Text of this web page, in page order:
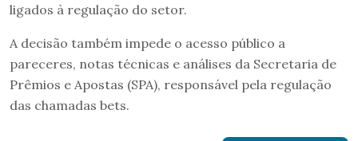
ligados à regulação do setor.
A decisão também impede o acesso público a
pareceres, notas técnicas e análises da Secretaria de
Prêmios e Apostas (SPA), responsável pela regulação
das chamadas bets.